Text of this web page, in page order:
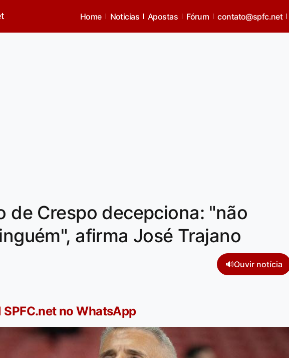
Home Noticias Apostas Fórum contato@spfc.net
de Crespo decepciona: "não
afirma José Trajano
🔊Ouvir notícia
SPFC.net no WhatsApp